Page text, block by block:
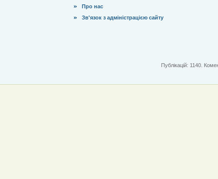
Про нас
Зв'язок з адміністрацією сайту
Публікацій: 1140.